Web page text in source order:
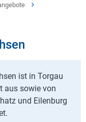
ist in Torgau
aus sowie von
und Eilenburg